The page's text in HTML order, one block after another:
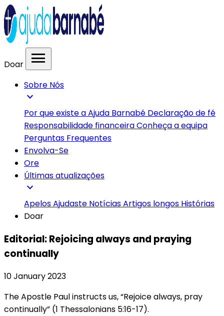
Doar menu
Sobre Nós
expand_more
Por que existe a Ajuda Barnabé Declaração de fé
Responsabilidade financeiraConheça a equipa
Perguntas Frequentes
Envolva-Se
Ore
Últimas atualizações
expand_more
ApelosAjudaste NotíciasArtigos longos Histórias
Doar
Editorial: Rejoicing always and praying
continually
10 January 2023
The Apostle Paul instructs us, “Rejoice always, pray
continually” (1 Thessalonians 5:16-17).